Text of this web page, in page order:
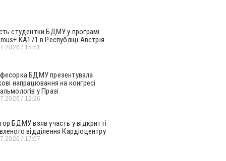
студентки БДМУ у програмі
KA171 в Республіці Австрія
15:51
БДМУ презентувала
напрацювання на конгресі
у Празі
12:26
БДМУ взяв участь у відкритті
відділення Кардіоцентру
17:07